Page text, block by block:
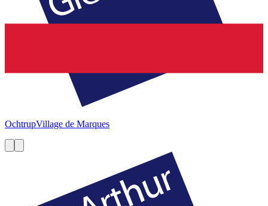
OchtrupVillage de Marques